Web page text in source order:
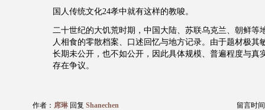
国人传统文化24孝中就有这样的教唆。
二十世纪的大饥荒时期，中国大陆、苏联乌克兰、朝鲜等
人相食的零散档案、口述回忆与地方记录。由于题材极其
长期未公开，也不如公开，因此具体规模、普遍程度与真
存在争议。
作者： 席琳 回复 Shanechen 留言时